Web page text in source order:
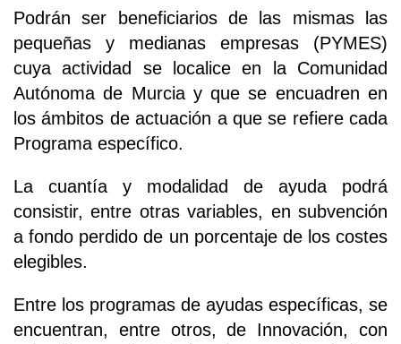
Podrán ser beneficiarios de las mismas las
pequeñas y medianas empresas (PYMES)
cuya actividad se localice en la Comunidad
Autónoma de Murcia y que se encuadren en
los ámbitos de actuación a que se refiere cada
Programa específico.
La cuantía y modalidad de ayuda podrá
consistir, entre otras variables, en subvención
a fondo perdido de un porcentaje de los costes
elegibles.
Entre los programas de ayudas específicas, se
encuentran, entre otros, de Innovación, con